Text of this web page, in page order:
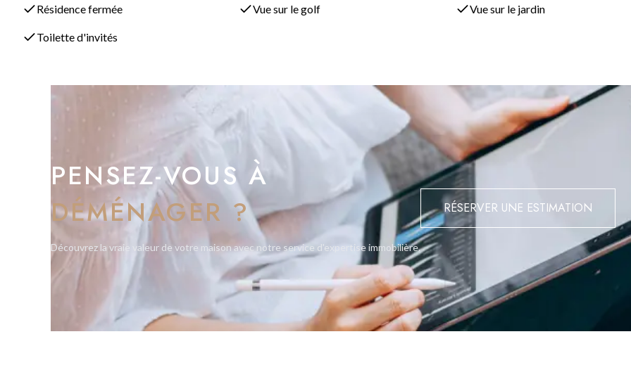
Cet appartement offre la combinaison parfaite de vie moderne et de beauté naturelle, ce qui en fait un choix exceptionnel pour
Résidence fermée Vue sur le golf Vue sur le jardin
Toilette d'invités
PENSEZ-VOUS À
DÉMÉNAGER ?
Découvrez la vraie valeur de votre maison avec notre service d'expertise immobilière.
RÉSERVER UNE ESTIMATION